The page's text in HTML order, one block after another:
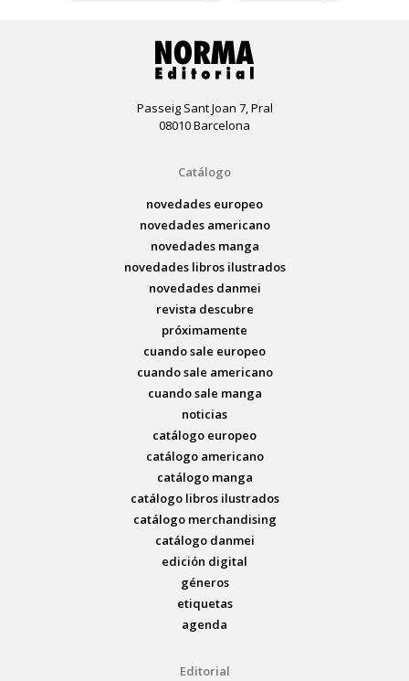
Passeig Sant Joan 7, Pral
08010 Barcelona
Catálogo
novedades europeo
novedades americano
novedades manga
novedades libros ilustrados
novedades danmei
revista descubre
próximamente
cuando sale europeo
cuando sale americano
cuando sale manga
noticias
catálogo europeo
catálogo americano
catálogo manga
catálogo libros ilustrados
catálogo merchandising
catálogo danmei
edición digital
géneros
etiquetas
agenda
Editorial